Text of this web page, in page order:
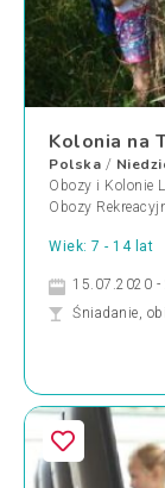
Kolonia na
Polska /
Obozy i Kolonie
Obozy
Wiek: 7 - 14 lat
15.07.2020 -
Śniadanie,